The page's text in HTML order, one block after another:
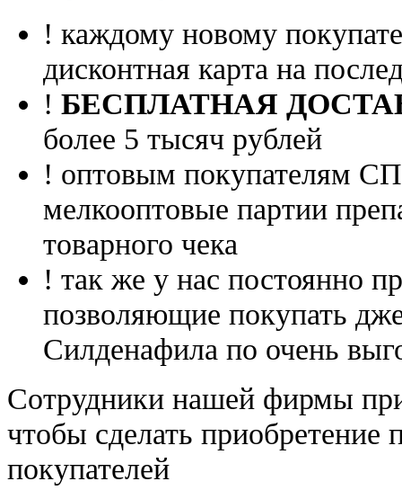
! каждому новому
дисконтная карта на
! БЕСПЛАТНАЯ
более 5 тысяч рублей
! оптовым покупателям
мелкооптовые партии
товарного чека
! так же у нас постоянно
позволяющие покупать
Силденафила по очень
Cотрудники нашей фирмы
чтобы сделать приобретение
покупателей